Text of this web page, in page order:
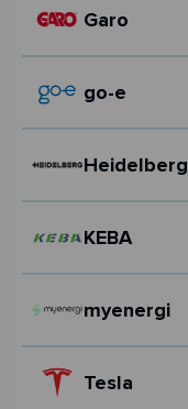
Garo
go-e
Heidelberg
KEBA
myenergi
Tesla